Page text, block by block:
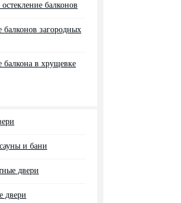
балконов
балконов загородных
балкона в хрущевке
и бани
двери
двери